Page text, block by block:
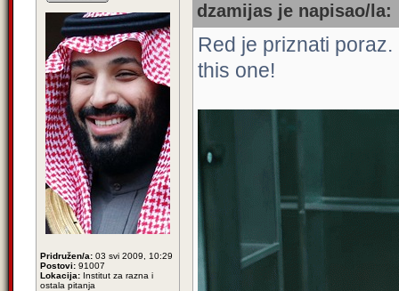
Pridružen/a: 03 svi 2009, 10:29
Postovi: 91007
Lokacija: Institut za razna i
ostala pitanja
dzamijas je napisao/la:
Red je priznati
this one!